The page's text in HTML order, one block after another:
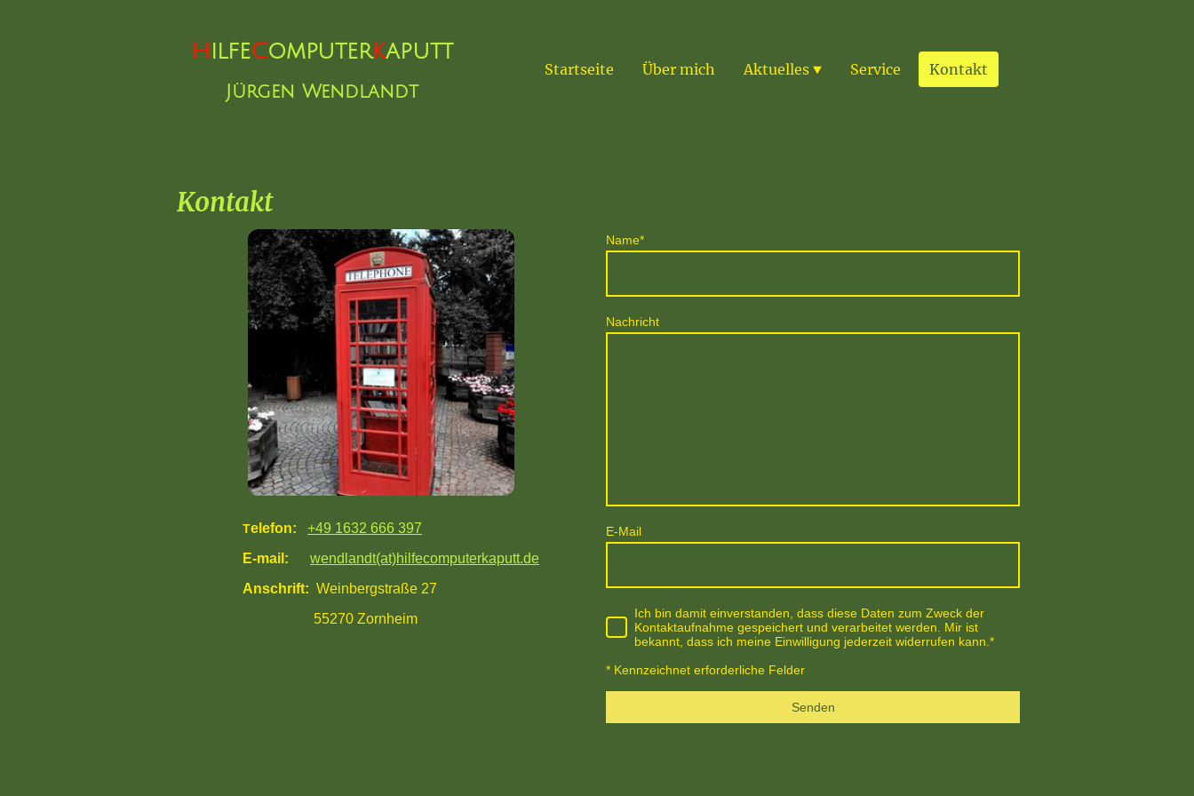
H ilfeComputerkaputt
Jürgen Wendlandt
Startseite Über mich Aktuelles Service Kontakt
Kontakt
Telefon:
+49 1632 666 397
E-mail: wendlandt(at)hilfecomputerkaputt.de
Anschrift: Weinbergstraße 27
55270 Zornheim
Name*
Nachricht
E-Mail
Ich bin damit einverstanden, dass diese Daten zum Zweck der
Kontaktaufnahme gespeichert und verarbeitet werden. Mir ist
bekannt, dass ich meine Einwilligung jederzeit widerrufen kann. *
* Kennzeichnet erforderliche Felder
Senden